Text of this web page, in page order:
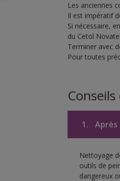
Les anciennes
Il est impératif
Si nécessaire,
du Cetol
Terminer avec
Pour toutes
1. Après
Nettoyage
outils de
dangereux